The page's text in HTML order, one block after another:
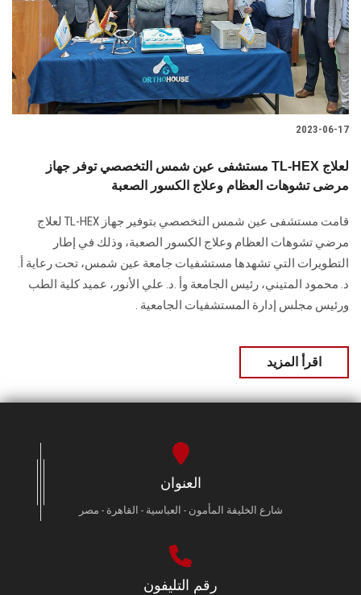
هيئة التدريس
الدراسات العليا
الخريجين
سجل الان
2023-06-17
مستشفى عين شمس التخصصي توفر جهاز TL-HEX لعلاج
مرضى تشوهات العظام وعلاج الكسور الصعبة
قامت مستشفى عين شمس التخصصي بتوفير جهاز TL-HEX لعلاج
مرضي تشوهات العظام وعلاج الكسور الصعبة، وذلك في إطار
التطويرات التي تشهدها مستشفيات جامعة عين شمس، تحت رعاية أ.
د. محمود المتيني، رئيس الجامعة وأ .د. علي الأنور، عميد كلية الطب
ورئيس مجلس إدارة المستشفيات الجامعية .
اقرأ المزيد
العنوان
شارع الخليفة المأمون - العباسية - القاهرة - مصر
رقم التليفون